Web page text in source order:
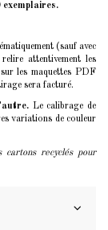
(sauf avec
attentivement les
les maquettes PDF
sera facturé.
Le calibrage de
variations de couleur
cartons recyclés pour